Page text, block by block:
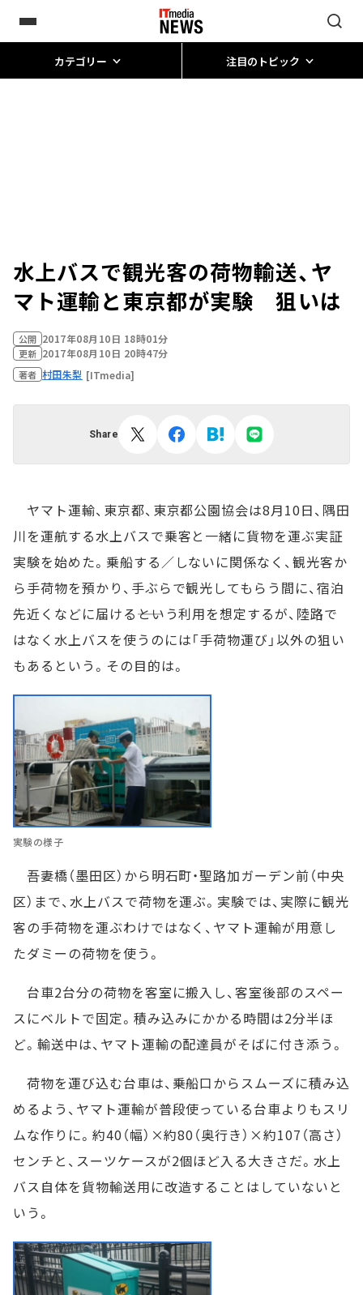
カテゴリー 注目のトピック
水上バスで観光客の荷物輸送、ヤ
マト運輸と東京都が実験 狙いは
公開 2017年08月10日 18時01分
更新 2017年08月10日 20時47分
著者 村田朱梨 [ITmedia]
Share
ヤマト運輸、東京都、東京都公園協会は8月10日、隅田
川を運航する水上バスで乗客と一緒に貨物を運ぶ実証
実験を始めた。乗船する／しないに関係なく、観光客か
ら手荷物を預かり、手ぶらで観光してもらう間に、宿泊
先近くなどに届ける――という利用を想定するが、陸路で
はなく水上バスを使うのには「手荷物運び」以外の狙い
もあるという。その目的は。
実験の様子
吾妻橋（墨田区）から明石町・聖路加ガーデン前（中央
区）まで、水上バスで荷物を運ぶ。実験では、実際に観光
客の手荷物を運ぶわけではなく、ヤマト運輸が用意し
たダミーの荷物を使う。
台車2台分の荷物を客室に搬入し、客室後部のスペー
スにベルトで固定。積み込みにかかる時間は2分半ほ
ど。輸送中は、ヤマト運輸の配達員がそばに付き添う。
荷物を運び込む台車は、乗船口からスムーズに積み込
めるよう、ヤマト運輸が普段使っている台車よりもスリ
ムな作りに。約40（幅）×約80（奥行き）×約107（高さ）
センチと、スーツケースが2個ほど入る大きさだ。水上
バス自体を貨物輸送用に改造することはしていないと
いう。